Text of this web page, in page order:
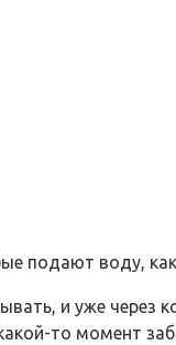
подают воду,
и уже через
то момент